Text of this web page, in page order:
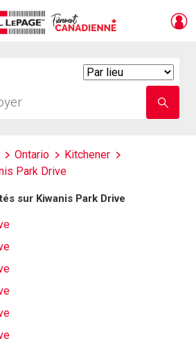
nom
Ontario
Kitchener
Park Drive
sur Kiwanis Park Drive